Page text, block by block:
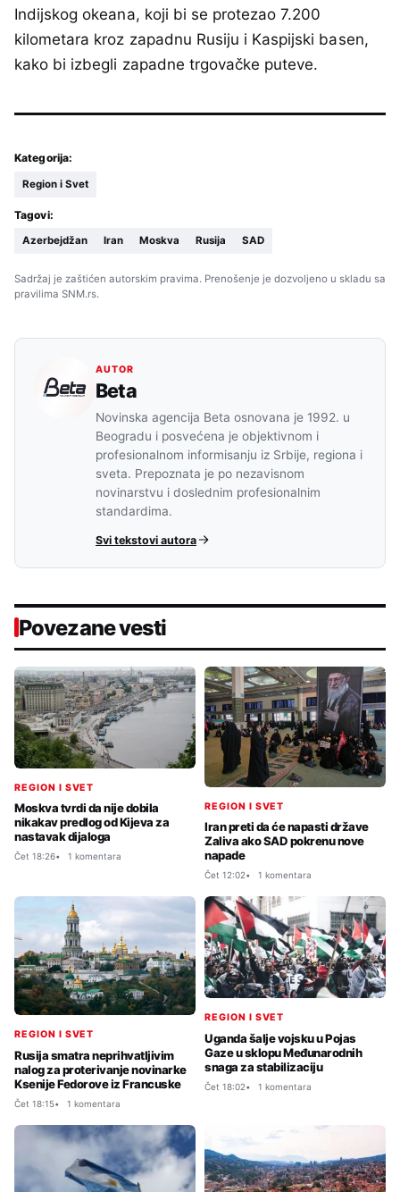
Indijskog okeana, koji bi se protezao 7.200
kilometara kroz zapadnu Rusiju i Kaspijski basen,
kako bi izbegli zapadne trgovačke puteve.
Kategorija:
Region i Svet
Tagovi:
Azerbejdžan Iran Moskva Rusija SAD
Sadržaj je zaštićen autorskim pravima. Prenošenje je dozvoljeno u skladu sa
pravilima SNM.rs.
AUTOR
Beta
Novinska agencija Beta osnovana je 1992. u
Beogradu i posvećena je objektivnom i
profesionalnom informisanju iz Srbije, regiona i
sveta. Prepoznata je po nezavisnom
novinarstvu i doslednim profesionalnim
standardima.
Svi tekstovi autora
Povezane vesti
REGION I SVET
Moskva tvrdi da nije dobila
nikakav predlog od Kijeva za
nastavak dijaloga
Čet 18:26 1 komentara
REGION I SVET
Iran preti da će napasti države
Zaliva ako SAD pokrenu nove
napade
Čet 12:02 1 komentara
REGION I SVET
Rusija smatra neprihvatljivim
nalog za proterivanje novinarke
Ksenije Fedorove iz Francuske
Čet 18:15 1 komentara
REGION I SVET
Uganda šalje vojsku u Pojas
Gaze u sklopu Međunarodnih
snaga za stabilizaciju
Čet 18:02 1 komentara